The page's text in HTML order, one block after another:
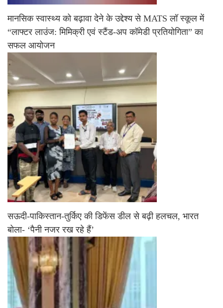
मानसिक स्वास्थ्य को बढ़ावा देने के उद्देश्य से MATS लॉ स्कूल में
“लाफ्टर लाउंज: मिमिक्री एवं स्टैंड-अप कॉमेडी प्रतियोगिता” का
सफल आयोजन
सऊदी-पाकिस्तान-तुर्किए की डिफेंस डील से बढ़ी हलचल, भारत
बोला- ‘पैनी नजर रख रहे हैं’